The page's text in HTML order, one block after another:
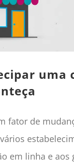
uma
fator de
em linha e aos